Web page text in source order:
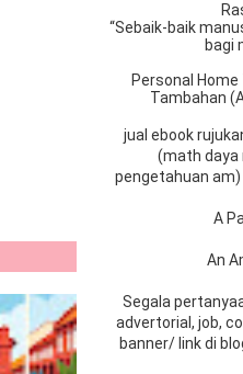
“Sebaik-baik
bagi
Personal
Tambahan
jual ebook
(math daya
pengetahuan
A
An
Segala
advertorial, job,
banner/ link di